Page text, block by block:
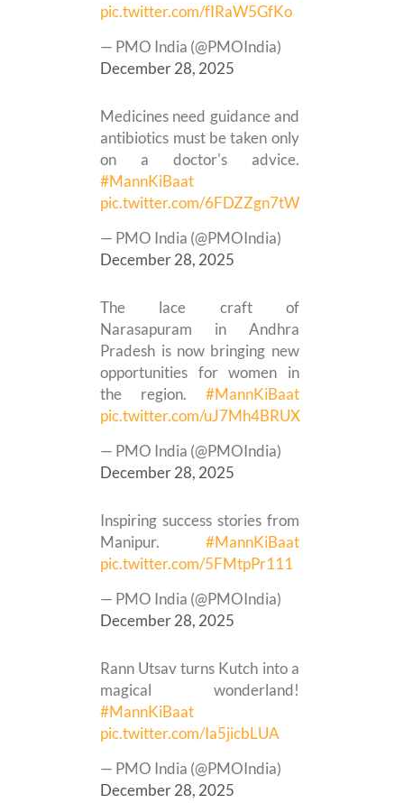
pic.twitter.com/fIRaW5GfKo
— PMO India (@PMOIndia)
December 28, 2025
Medicines need guidance and
antibiotics must be taken only
on a doctor's advice.
#MannKiBaat
pic.twitter.com/6FDZZgn7tW
— PMO India (@PMOIndia)
December 28, 2025
The lace craft of
Narasapuram in Andhra
Pradesh is now bringing new
opportunities for women in
the region. #MannKiBaat
pic.twitter.com/uJ7Mh4BRUX
— PMO India (@PMOIndia)
December 28, 2025
Inspiring success stories from
Manipur. #MannKiBaat
pic.twitter.com/5FMtpPr111
— PMO India (@PMOIndia)
December 28, 2025
Rann Utsav turns Kutch into a
magical wonderland!
#MannKiBaat
pic.twitter.com/Ia5jicbLUA
— PMO India (@PMOIndia)
December 28, 2025